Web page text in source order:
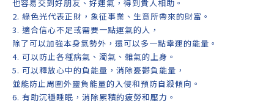
也容易交到好朋友、好運氣，得到貴人相助。
2. 綠色光代表正財，象征事業、生意所帶來的財富。
3. 適合信心不足或需要一點運氣的人，
除了可以加強本身氣勢外，還可以多一點幸運的能量。
4. 可以防止各種病氣、濁氣、雜氣的上身。
5. 可以釋放心中的負能量，消除憂鬱負能量，
並能防止周圍外靈負能量的入侵和預防自殺傾向。
6. 有助沉穩睡眠，消除累積的疲勞和壓力。